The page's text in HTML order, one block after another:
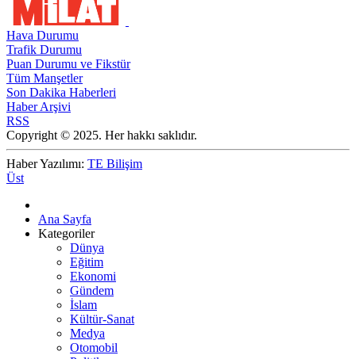
Hava Durumu
Trafik Durumu
Puan Durumu ve Fikstür
Tüm Manşetler
Son Dakika Haberleri
Haber Arşivi
RSS
Copyright © 2025. Her hakkı saklıdır.
Haber Yazılımı: TE Bilişim
Üst
Ana Sayfa
Kategoriler
Dünya
Eğitim
Ekonomi
Gündem
İslam
Kültür-Sanat
Medya
Otomobil